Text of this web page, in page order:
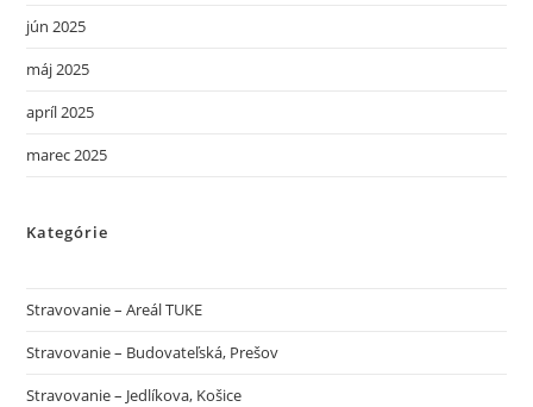
jún 2025
máj 2025
apríl 2025
marec 2025
Kategórie
Stravovanie – Areál TUKE
Stravovanie – Budovateľská, Prešov
Stravovanie – Jedlíkova, Košice